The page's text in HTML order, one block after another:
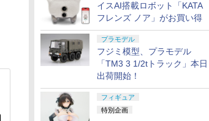
イスAI搭載ロボット「KATA
フレンズ ノア」がお買い得
プラモデル
フジミ模型、プラモデル
「TM3 3 1/2tトラック」本日
出荷開始！
フィギュア
特別企画